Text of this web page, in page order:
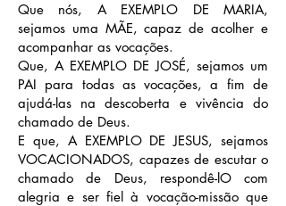
Que nós, A EXEMPLO DE MARIA,
sejamos uma MÃE, capaz de acolher e
acompanhar as vocações.
Que, A EXEMPLO DE JOSÉ, sejamos um
PAI para todas as vocações, a fim de
ajudá-las na descoberta e vivência do
chamado de Deus.
E que, A EXEMPLO DE JESUS, sejamos
VOCACIONADOS, capazes de escutar o
chamado de Deus, respondê-lO com
alegria e ser fiel à vocação-missão que